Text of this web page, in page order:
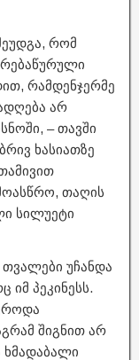
რომ
რამდენჯერმე
არ
– თავში
ხასიათზე
თაღის
სილუეტი
თვალები უჩანდა
იმ პეკინესს.
შიგნით არ
ხმადაბალი